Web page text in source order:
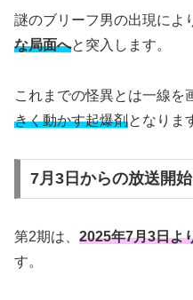
謎のブリーフ男の出現によ
な局面へと突入します。
これまでの怪異とは一線を
きく動かす起爆剤となりま
7月3日からの放送開
第2期は、 2025年7月3日よ
す。